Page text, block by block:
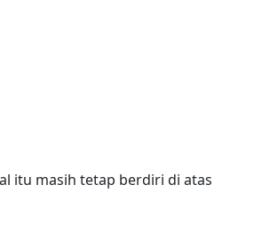
itu masih tetap berdiri di atas